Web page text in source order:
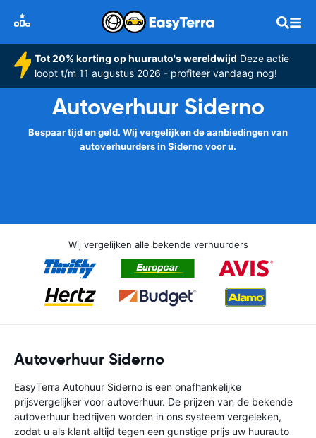
Tot 20% korting op huurauto's wereldwijd Deze actie
loopt t/m 11 augustus 2026 - profiteer vandaag nog!
Autoverhuur Siderno
Bespaar tijd en geld. Wij vergelijken de aanbiedingen van
autoverhuurders in Siderno voor u.
Wij vergelijken alle bekende verhuurders
Autoverhuur Siderno
EasyTerra Autohuur Siderno is een onafhankelijke
prijsvergelijker voor autoverhuur. De prijzen van de bekende
autoverhuur bedrijven worden in ons systeem vergeleken,
zodat u als klant altijd tegen een gunstige prijs uw huurauto